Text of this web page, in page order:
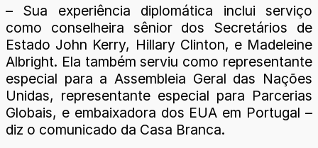
– Sua experiência diplomática inclui serviço
como conselheira sênior dos Secretários de
Estado John Kerry, Hillary Clinton, e Madeleine
Albright. Ela também serviu como representante
especial para a Assembleia Geral das Nações
Unidas, representante especial para Parcerias
Globais, e embaixadora dos EUA em Portugal –
diz o comunicado da Casa Branca.